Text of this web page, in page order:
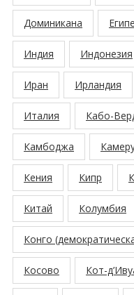
Доминикана
Индия Индонезия
Иран Ирландия
Италия Кабо-
Камбоджа
Кения Кипр
Китай Колумбия
Конго
Косово Кот-